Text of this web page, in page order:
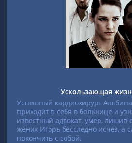
Ускользающая
Успешный кардиохирург
приходит в себя в больнице и
известный адвокат, умер, лишив
жених Игорь бесследно исчез, а
покончить с собой.